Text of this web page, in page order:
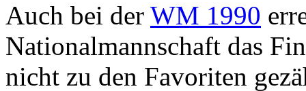
Auch bei der WM 1990
Nationalmannschaft das
nicht zu den Favoriten